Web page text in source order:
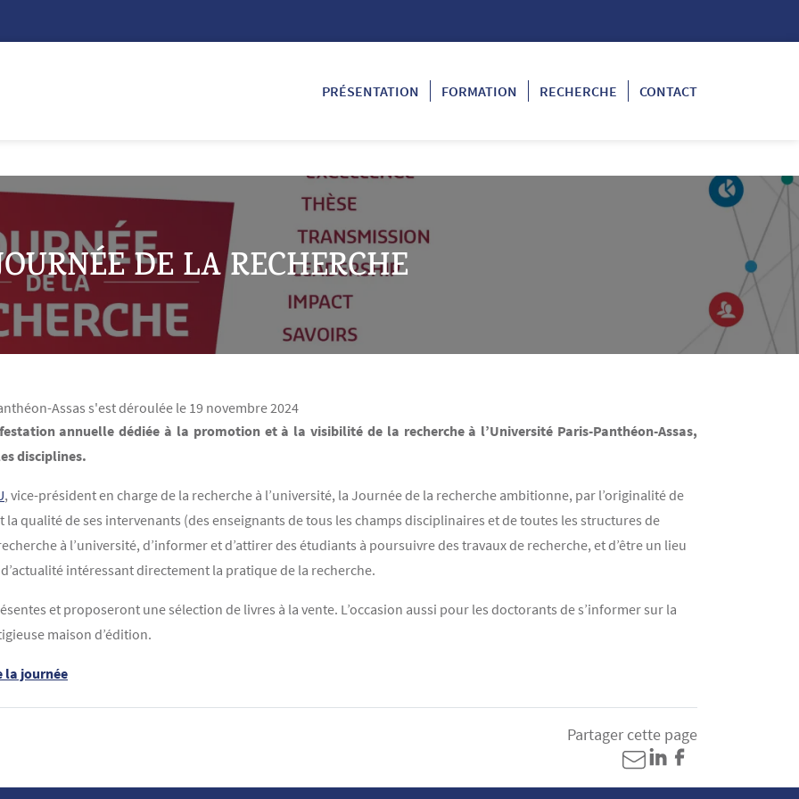
PRÉSENTATION
FORMATION RECHERCHE CONTACT
DE LA RECHERCHE
Assas s'est déroulée le 19 novembre 2024
annuelle dédiée à la promotion et à la visibilité de la recherche à l’Université Paris-Panthéon-Assas,
disciplines.
, vice-président en charge de la recherche à l’université, la Journée de la recherche ambitionne, par l’originalité de
qualité de ses intervenants (des enseignants de tous les champs disciplinaires et de toutes les structures de
à l’université, d’informer et d’attirer des étudiants à poursuivre des travaux de recherche, et d’être un lieu
intéressant directement la pratique de la recherche.
et proposeront une sélection de livres à la vente. L’occasion aussi pour les doctorants de s’informer sur la
maison d’édition.
la journée
Partager cette page